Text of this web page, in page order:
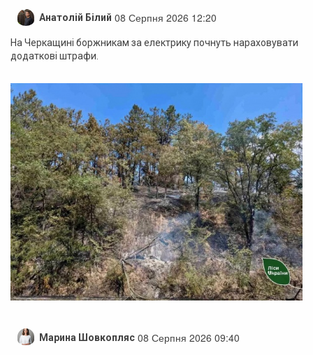
Анатолій Білий 08 Серпня 2026 12:20
На Черкащині боржникам за електрику почнуть нараховувати
додаткові штрафи.
Марина Шовкопляс 08 Серпня 2026 09:40